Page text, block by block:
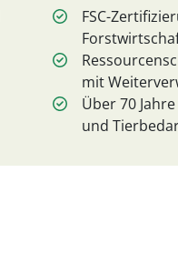
FSC-
mit
Über 70
und